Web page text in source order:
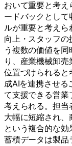
おいて重要と考え
ードバックとして
ルが重要と考え
向上・スタッフ
う複数の価値を
り、産業機械卸
位置づけられると
成AIを連携させる
て支援できる営業
考えられる。担当
大幅に短縮され
という複合的な
蓄積データは製品